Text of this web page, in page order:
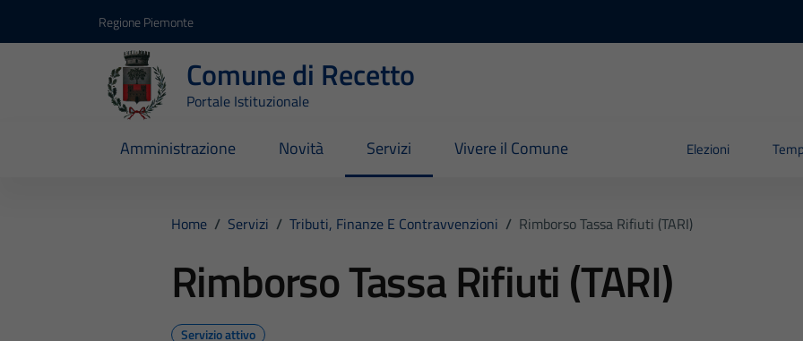
Regione Piemonte
Comune di Recetto
Portale Istituzionale
Amministrazione Novità Servizi Vivere il Comune Elezioni
Home / Servizi / Tributi, Finanze E Contravvenzioni / Rimborso Tassa Rifiuti (TARI)
Rimborso Tassa Rifiuti (TARI)
Servizio attivo